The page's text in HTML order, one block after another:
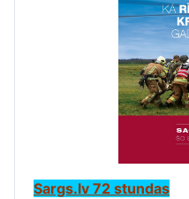
Sargs.lv 72 stundas